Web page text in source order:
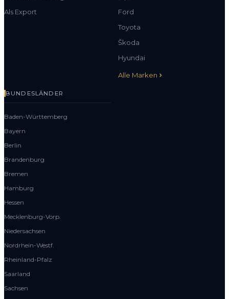
Als Export
Ford
Toyota
Škoda
Hyundai
Alle Marken
BUNDESLÄNDER
Baden-Württemberg
Bayern
Berlin
Brandenburg
Bremen
Hamburg
Hessen
Mecklenburg-Vorp.
Niedersachsen
Nordrhein-Westf.
Rheinland-Pfalz
Saarland
Sachsen